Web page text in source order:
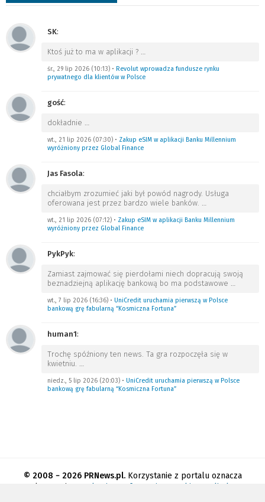
SK:
Ktoś już to ma w aplikacji ? …
śr., 29 lip 2026 (10:13) • Revolut wprowadza fundusze rynku
prywatnego dla klientów w Polsce
gość:
dokładnie …
wt., 21 lip 2026 (07:30) • Zakup eSIM w aplikacji Banku Millennium
wyróżniony przez Global Finance
Jas Fasola:
chciałbym zrozumieć jaki był powód nagrody. Usługa
oferowana jest przez bardzo wiele banków. …
wt., 21 lip 2026 (07:12) • Zakup eSIM w aplikacji Banku Millennium
wyróżniony przez Global Finance
PykPyk:
Zamiast zajmować się pierdołami niech dopracują swoją
beznadziejną aplikację bankową bo ma podstawowe …
wt., 7 lip 2026 (16:36) • UniCredit uruchamia pierwszą w Polsce
bankową grę fabularną “Kosmiczna Fortuna”
human1:
Trochę spóźniony ten news. Ta gra rozpoczęła się w
kwietniu. …
niedz., 5 lip 2026 (20:03) • UniCredit uruchamia pierwszą w Polsce
bankową grę fabularną “Kosmiczna Fortuna”
© 2008 − 2026 PRNews.pl.Korzystanie z portalu oznacza
akceptację
regulaminu Informacja o cookies
Polityka